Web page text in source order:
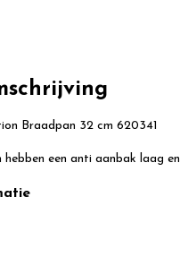
Braadpan 32 cm 620341
hebben een anti aanbak laag